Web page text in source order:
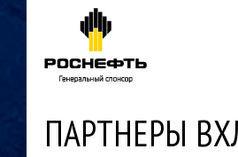
ПАРТНЕРЫ